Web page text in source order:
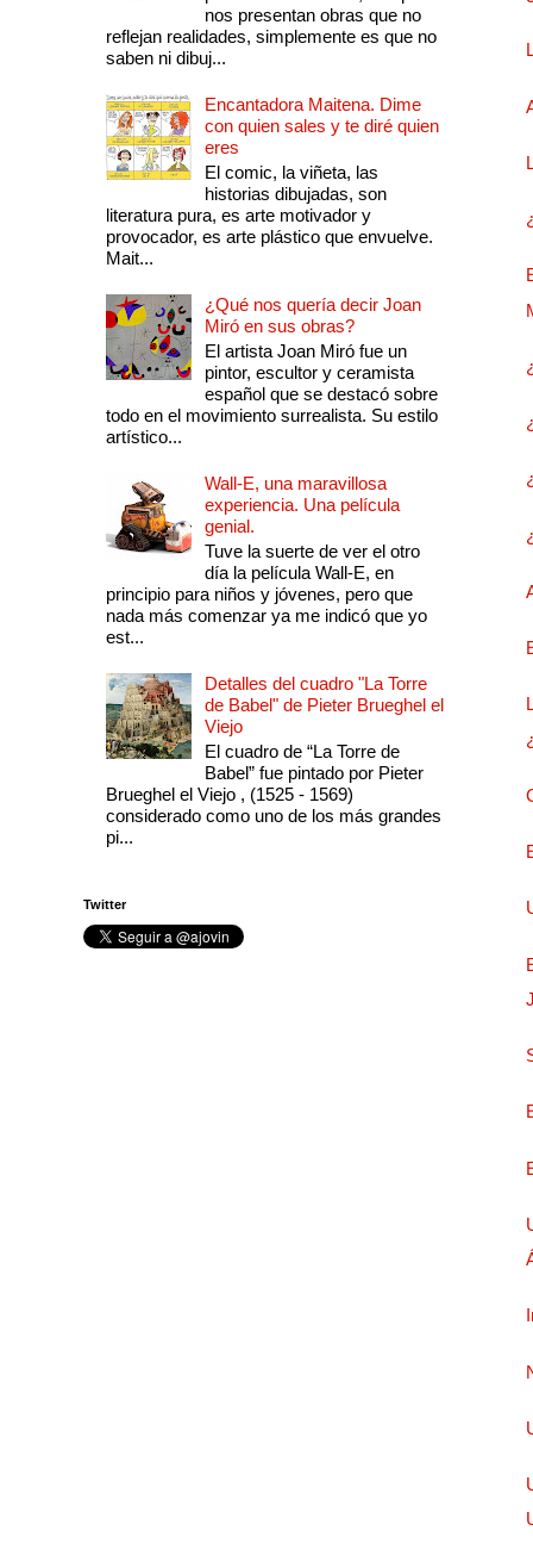
nos presentan obras que no
reflejan realidades, simplemente es que no
saben ni dibuj...
Encantadora Maitena. Dime
con quien sales y te diré quien
eres
El comic, la viñeta, las
historias dibujadas, son
literatura pura, es arte motivador y
provocador, es arte plástico que envuelve.
Mait...
¿Qué nos quería decir Joan
Miró en sus obras?
El artista Joan Miró fue un
pintor, escultor y ceramista
español que se destacó sobre
todo en el movimiento surrealista. Su estilo
artístico...
Wall-E, una maravillosa
experiencia. Una película
genial.
Tuve la suerte de ver el otro
día la película Wall-E, en
principio para niños y jóvenes, pero que
nada más comenzar ya me indicó que yo
est...
Detalles del cuadro "La Torre
de Babel" de Pieter Brueghel el
Viejo
El cuadro de “La Torre de
Babel” fue pintado por Pieter
Brueghel el Viejo , (1525 - 1569)
considerado como uno de los más grandes
pi...
Twitter